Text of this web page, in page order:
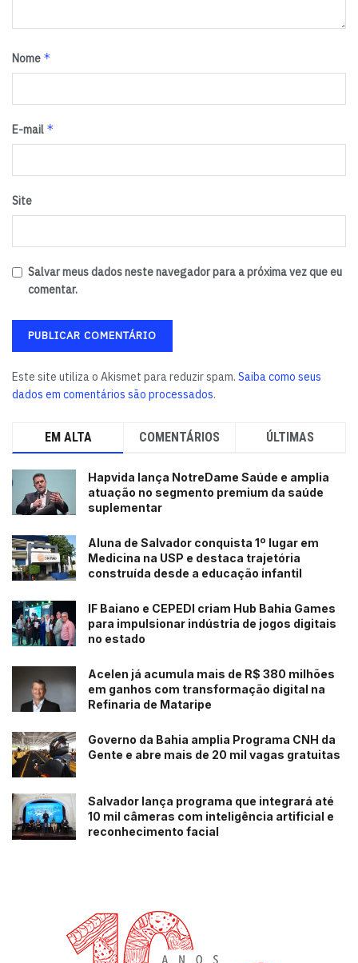
Nome *
E-mail *
Site
Salvar meus dados neste navegador para a próxima vez que eu
comentar.
Este site utiliza o Akismet para reduzir spam. Saiba como seus
dados em comentários são processados.
EM ALTA COMENTÁRIOS ÚLTIMAS
Hapvida lança NotreDame Saúde e amplia
atuação no segmento premium da saúde
suplementar
Aluna de Salvador conquista 1º lugar em
Medicina na USP e destaca trajetória
construída desde a educação infantil
IF Baiano e CEPEDI criam Hub Bahia Games
para impulsionar indústria de jogos digitais
no estado
Acelen já acumula mais de R$ 380 milhões
em ganhos com transformação digital na
Refinaria de Mataripe
Governo da Bahia amplia Programa CNH da
Gente e abre mais de 20 mil vagas gratuitas
Salvador lança programa que integrará até
10 mil câmeras com inteligência artificial e
reconhecimento facial